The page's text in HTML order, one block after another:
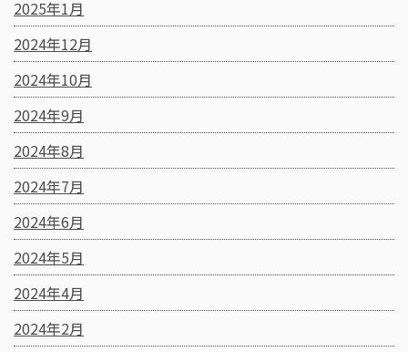
2025年1月
2024年12月
2024年10月
2024年9月
2024年8月
2024年7月
2024年6月
2024年5月
2024年4月
2024年2月